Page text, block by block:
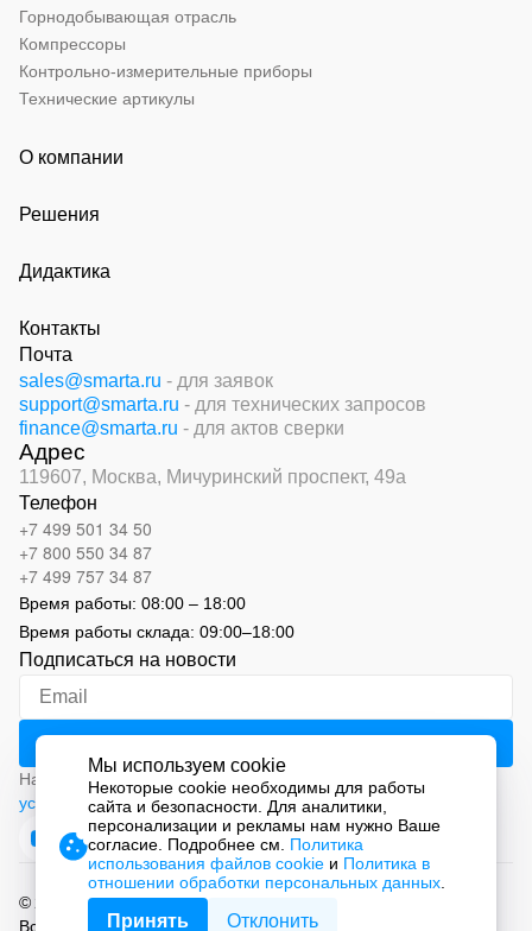
Горнодобывающая отрасль
Компрессоры
Контрольно-измерительные приборы
Технические артикулы
О компании
Решения
Дидактика
Контакты
Почта
sales@smarta.ru - для заявок
support@smarta.ru - для технических запросов
finance@smarta.ru - для актов сверки
Адрес
119607, Москва, Мичуринский проспект, 49а
Телефон
+7 499 501 34 50
+7 800 550 34 87
+7 499 757 34 87
Время работы: 08:00 – 18:00
Время работы склада: 09:00–18:00
Подписаться на новости
Нажимая на кнопку «Подписаться», вы соглашаетесь с
условиями обработки персональных данных
© 2026 ООО «СМАРТ Автоматизация»
Все права защищены.
Мы используем cookie
Некоторые cookie необходимы для работы
сайта и безопасности. Для аналитики,
персонализации и рекламы нам нужно Ваше
согласие. Подробнее см. Политика
использования файлов cookie и Политика в
отношении обработки персональных данных
Принять Отклонить